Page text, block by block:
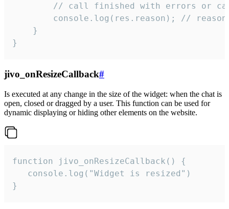
// call finished with errors or
console.log(res.reason); //
    }
}
jivo_onResizeCallback#
Is executed at any change in the size of the widget: when the chat is
open, closed or dragged by a user. This function can be used for
dynamic displaying or hiding other elements on the website.
function jivo_onResizeCallback() {
   console.log("Widget is resized")
}